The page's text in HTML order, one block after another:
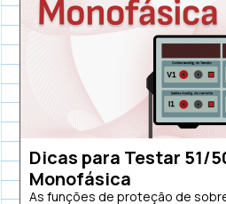
Dicas para Testar 51/
Monofásica
As funções de proteção de